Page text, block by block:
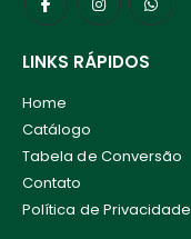
LINKS RÁPIDOS
Home
Catálogo
Tabela de Conversão
Contato
Política de Privacidade